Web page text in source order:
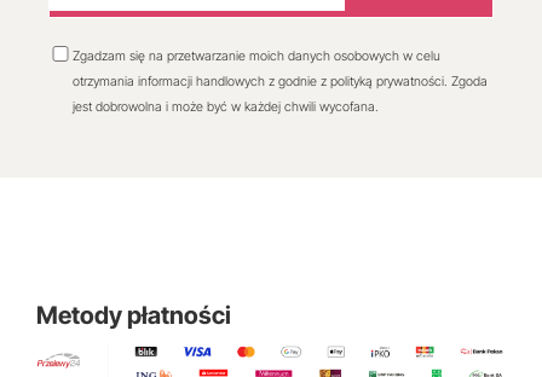
Zgadzam się na przetwarzanie moich danych osobowych w celu
otrzymania informacji handlowych z godnie z polityką prywatności. Zgoda
jest dobrowolna i może być w każdej chwili wycofana.
Metody płatności